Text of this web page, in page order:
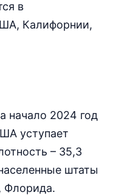
в
Калифорнии,
начало 2024 год
уступает
– 35,3
штаты
Флорида.